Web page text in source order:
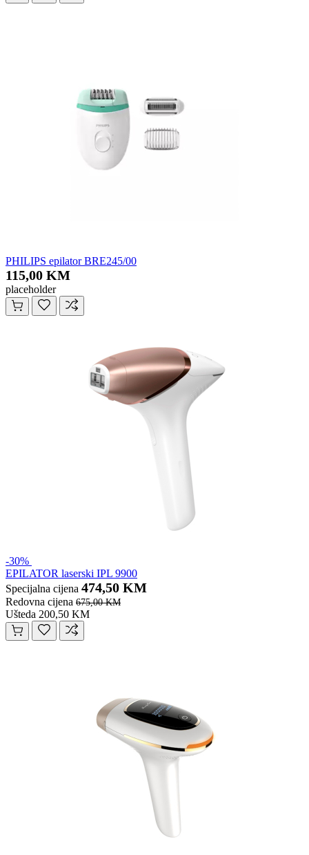
PHILIPS epilator BRE245/00
115,00 KM
placeholder
-30%
EPILATOR laserski IPL 9900
Specijalna cijena 474,50 KM
Redovna cijena 675,00 KM
Ušteda 200,50 KM